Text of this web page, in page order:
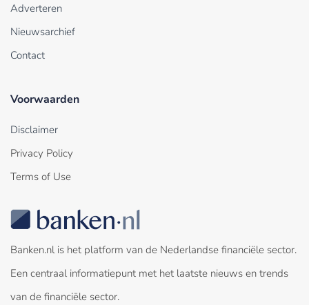
Adverteren
Nieuwsarchief
Contact
Voorwaarden
Disclaimer
Privacy Policy
Terms of Use
Banken.nl is het platform van de Nederlandse financiële sector.
Een centraal informatiepunt met het laatste nieuws en trends
van de financiële sector.